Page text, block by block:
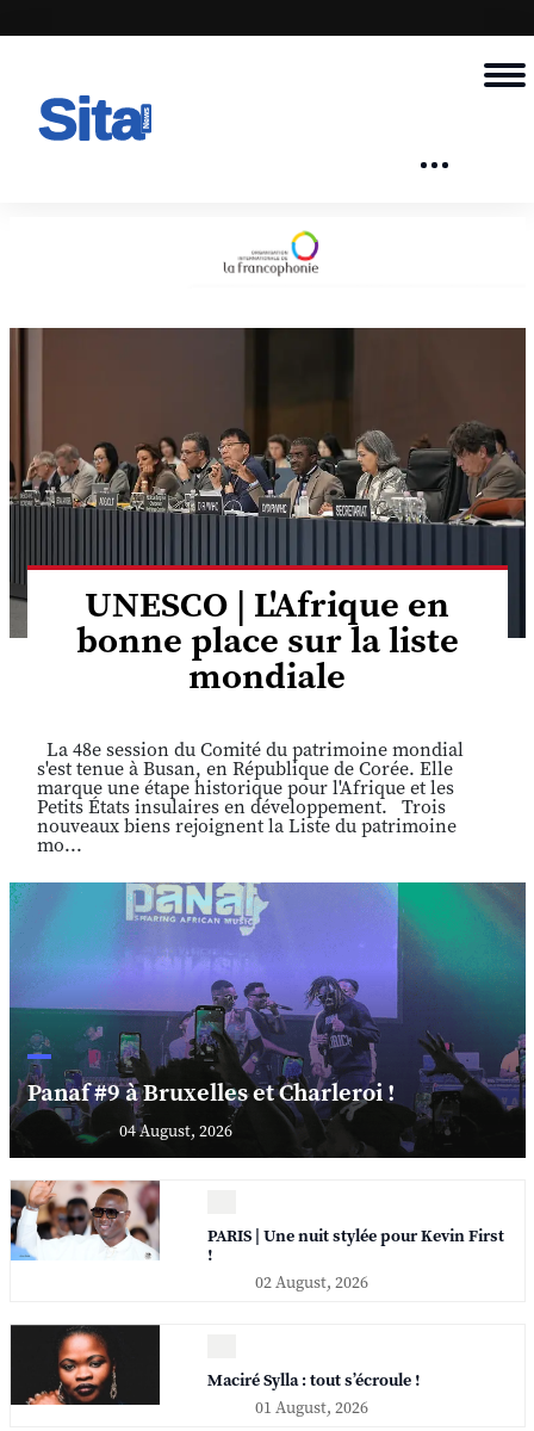
UNESCO | L'Afrique en
bonne place sur la liste
mondiale
La 48e session du Comité du patrimoine mondial
s'est tenue à Busan, en République de Corée. Elle
marque une étape historique pour l'Afrique et les
Petits États insulaires en développement. Trois
nouveaux biens rejoignent la Liste du patrimoine
mo...
Panaf #9 à Bruxelles et Charleroi !
04 August, 2026
PARIS | Une nuit stylée pour Kevin First
!
02 August, 2026
Maciré Sylla : tout s’écroule !
01 August, 2026